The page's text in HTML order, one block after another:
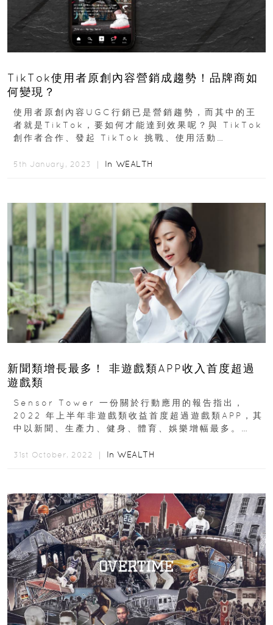
TikTok使用者原創內容營銷成趨勢！品牌商如
何變現？
使用者原創內容UGC行銷已是營銷趨勢，而其中的王
者就是TikTok，要如何才能達到效果呢？與 TikTok
創作者合作、發起 TikTok 挑戰、使用活動
5th January, 2023 ｜ In WEALTH
新聞類增長最多！ 非遊戲類APP收入首度超過
遊戲類
Sensor Tower 一份關於行動應用的報告指出，
2022 年上半年非遊戲類收益首度超過遊戲類APP，其
中以新聞、生產力、健身、體育、娛樂增幅最多。
31st October, 2022 ｜ In WEALTH